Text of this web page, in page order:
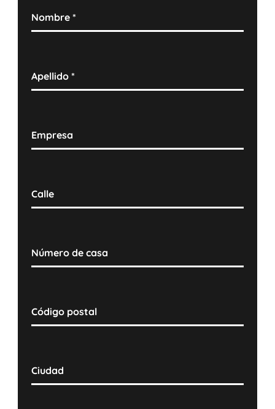
Nombre*
Apellido*
Empresa
Calle
Número de casa
Código postal
Ciudad